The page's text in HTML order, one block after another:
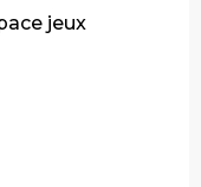
jeux